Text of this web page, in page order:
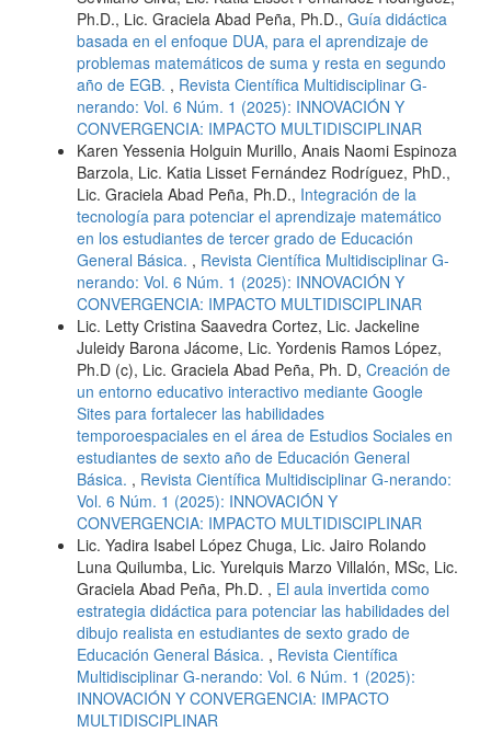
Ph.D., Lic. Graciela Abad Peña, Ph.D., Guía didáctica
basada en el enfoque DUA, para el aprendizaje de
problemas matemáticos de suma y resta en segundo
año de EGB. , Revista Científica Multidisciplinar G-
nerando: Vol. 6 Núm. 1 (2025): INNOVACIÓN Y
CONVERGENCIA: IMPACTO MULTIDISCIPLINAR
Karen Yessenia Holguin Murillo, Anais Naomi Espinoza
Barzola, Lic. Katia Lisset Fernández Rodríguez, PhD.,
Lic. Graciela Abad Peña, Ph.D., Integración de la
tecnología para potenciar el aprendizaje matemático
en los estudiantes de tercer grado de Educación
General Básica. , Revista Científica Multidisciplinar G-
nerando: Vol. 6 Núm. 1 (2025): INNOVACIÓN Y
CONVERGENCIA: IMPACTO MULTIDISCIPLINAR
Lic. Letty Cristina Saavedra Cortez, Lic. Jackeline
Juleidy Barona Jácome, Lic. Yordenis Ramos López,
Ph.D (c), Lic. Graciela Abad Peña, Ph. D, Creación de
un entorno educativo interactivo mediante Google
Sites para fortalecer las habilidades
temporoespaciales en el área de Estudios Sociales en
estudiantes de sexto año de Educación General
Básica. , Revista Científica Multidisciplinar G-nerando:
Vol. 6 Núm. 1 (2025): INNOVACIÓN Y
CONVERGENCIA: IMPACTO MULTIDISCIPLINAR
Lic. Yadira Isabel López Chuga, Lic. Jairo Rolando
Luna Quilumba, Lic. Yurelquis Marzo Villalón, MSc, Lic.
Graciela Abad Peña, Ph.D. , El aula invertida como
estrategia didáctica para potenciar las habilidades del
dibujo realista en estudiantes de sexto grado de
Educación General Básica. , Revista Científica
Multidisciplinar G-nerando: Vol. 6 Núm. 1 (2025):
INNOVACIÓN Y CONVERGENCIA: IMPACTO
MULTIDISCIPLINAR